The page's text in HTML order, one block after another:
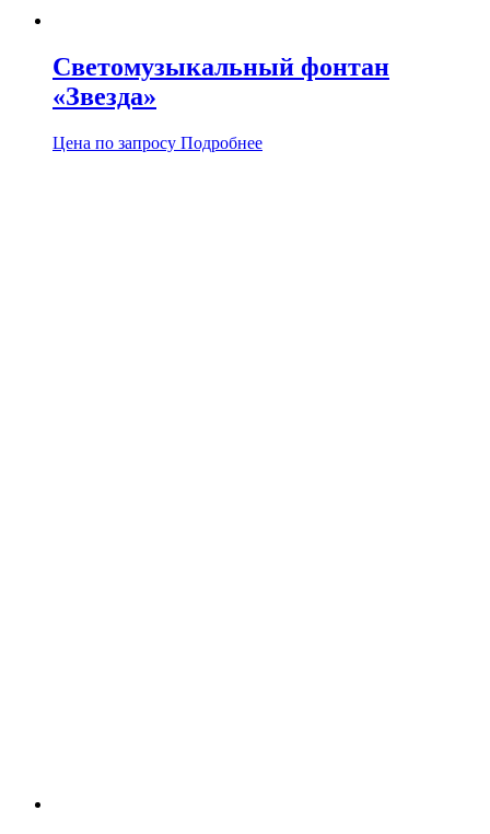
Светомузыкальный фонтан
«Звезда»
Цена по запросу Подробнее